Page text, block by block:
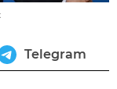
Telegram